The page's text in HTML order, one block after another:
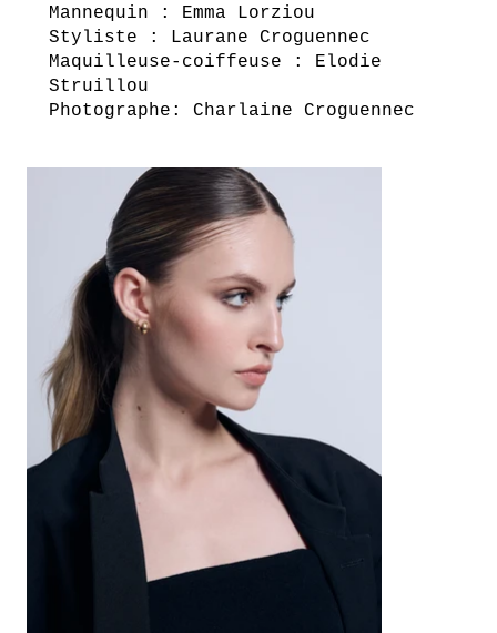
Mannequin : Emma Lorziou
Styliste : Laurane Croguennec
Maquilleuse-coiffeuse : Elodie
Struillou
Photographe: Charlaine Croguennec